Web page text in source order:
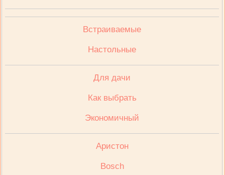
Встраиваемые
Настольные
Для дачи
Как выбрать
Экономичный
Аристон
Bosch